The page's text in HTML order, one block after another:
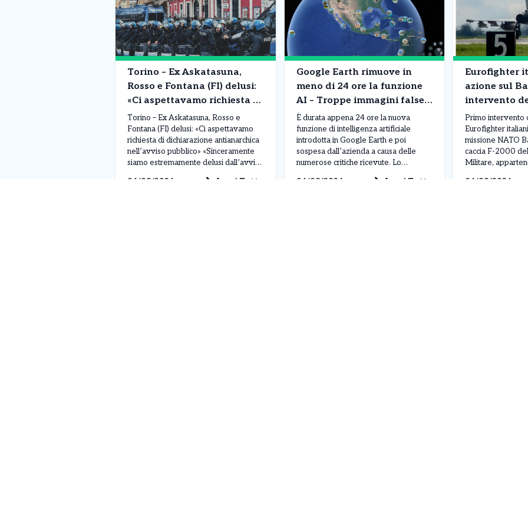
Torino – Ex Askatasuna,
Rosso e Fontana (FI) delusi:
«Ci aspettavamo richiesta di
dichiarazione antianarchica
nell’avviso pubblico»
Torino – Ex Askatasuna, Rosso e
Fontana (FI) delusi: «Ci aspettavamo
richiesta di dichiarazione antianarchica
nell’avviso pubblico» «Sinceramente
siamo estremamente delusi dall’avviso
06/08/2026 Leggi Tutto
Google Earth rimuove in
meno di 24 ore la funzione
AI – Troppe immagini false
di disastri e incidenti
È durata appena 24 ore la nuova
funzione di intelligenza artificiale
introdotta in Google Earth e poi
sospesa dall’azienda a causa delle
numerose critiche ricevute. Lo
06/08/2026 Leggi Tutto
Eurofighter
azione sul
intervento
NATO
Primo intervento
Eurofighter
missione NATO
caccia F-2000
Militare,
Air “Baltic
06/08/2026